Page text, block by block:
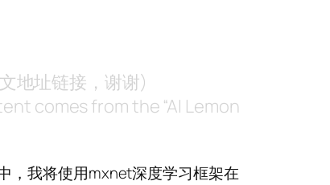
地址链接，谢谢)
comes from the “AI Lemon
，我将使用mxnet深度学习框架在